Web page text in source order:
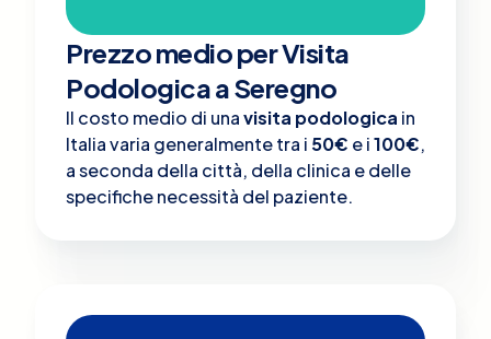
Prezzo medio per Visita
Podologica a Seregno
Il costo medio di unavisita podologica in
Italia varia generalmente tra i 50€ e i100€,
a seconda della città, della clinica e delle
specifiche necessità del paziente.